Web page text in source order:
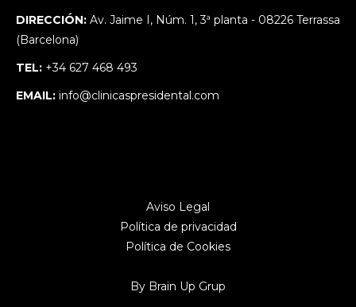
DIRECCIÓN: Av. Jaime I, Núm. 1, 3ª planta - 08226 Terrassa
(Barcelona)
TEL: +34 627 468 493
EMAIL: info@clinicaspresidental.com
Aviso Legal
Política de privacidad
Política de Cookies
By Brain Up Grup